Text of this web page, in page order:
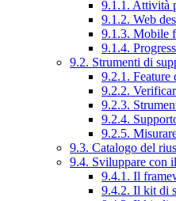
9.1.1. Attività
9.1.2. Web
9.1.3. Mobile
9.1.4.
9.2. Strumenti di
9.2.1. Feature
9.2.2.
9.2.3.
9.2.4.
9.2.5.
9.3. Catalogo del
9.4. Sviluppare con
9.4.1. Il
9.4.2. Il kit di